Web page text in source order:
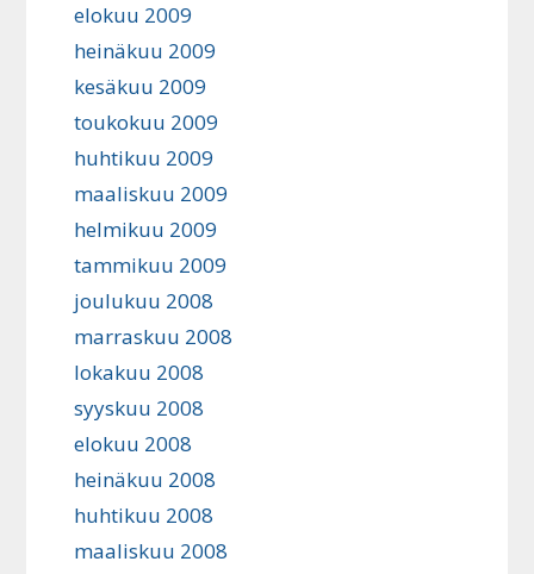
elokuu 2009
heinäkuu 2009
kesäkuu 2009
toukokuu 2009
huhtikuu 2009
maaliskuu 2009
helmikuu 2009
tammikuu 2009
joulukuu 2008
marraskuu 2008
lokakuu 2008
syyskuu 2008
elokuu 2008
heinäkuu 2008
huhtikuu 2008
maaliskuu 2008